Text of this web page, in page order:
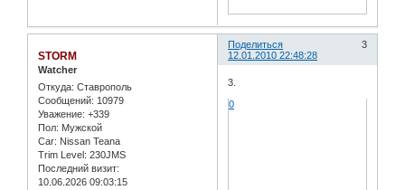
Поделиться
3
12.01.2010 22:48:28
STORM
Watcher
Откуда: Ставрополь
Сообщений: 10979
Уважение: +339
Пол: Мужской
Car: Nissan Teana
Trim Level: 230JMS
Последний визит:
10.06.2026 09:03:15
3.
0